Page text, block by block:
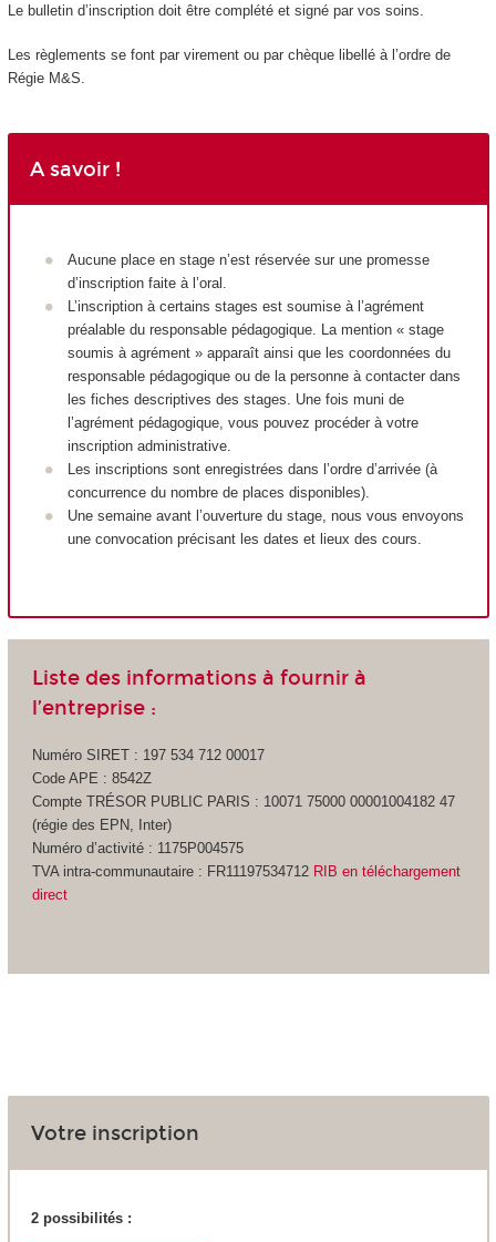
Le bulletin d’inscription doit être complété et signé par vos soins.
Les règlements se font par virement ou par chèque libellé à l’ordre de
Régie M&S.
A savoir !
Aucune place en stage n’est réservée sur une promesse
d’inscription faite à l’oral.
L’inscription à certains stages est soumise à l’agrément
préalable du responsable pédagogique. La mention « stage
soumis à agrément » apparaît ainsi que les coordonnées du
responsable pédagogique ou de la personne à contacter dans
les fiches descriptives des stages. Une fois muni de
l’agrément pédagogique, vous pouvez procéder à votre
inscription administrative.
Les inscriptions sont enregistrées dans l’ordre d’arrivée (à
concurrence du nombre de places disponibles).
Une semaine avant l’ouverture du stage, nous vous envoyons
une convocation précisant les dates et lieux des cours.
Liste des informations à fournir à
l’entreprise :
Numéro SIRET : 197 534 712 00017
Code APE : 8542Z
Compte TRÉSOR PUBLIC PARIS : 10071 75000 00001004182 47
(régie des EPN, Inter)
Numéro d’activité : 1175P004575
TVA intra-communautaire : FR11197534712 RIB en téléchargement
direct
Votre inscription
2 possibilités :